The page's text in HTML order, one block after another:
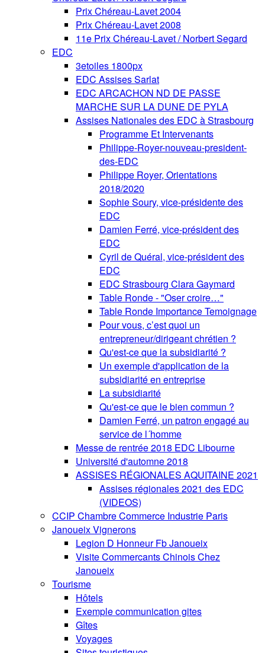
Prix Chéreau-Lavet 2004
Prix Chéreau-Lavet 2008
11e Prix Chéreau-Lavet / Norbert Segard
EDC
3etoiles 1800px
EDC Assises Sarlat
EDC ARCACHON ND DE PASSE
MARCHE SUR LA DUNE DE PYLA
Assises Nationales des EDC à Strasbourg
Programme Et Intervenants
Philippe-Royer-nouveau-president-
des-EDC
Philippe Royer, Orientations
2018/2020
Sophie Soury, vice-présidente des
EDC
Damien Ferré, vice-président des
EDC
Cyril de Quéral, vice-président des
EDC
EDC Strasbourg Clara Gaymard
Table Ronde - "Oser croire…"
Table Ronde Importance Temoignage
Pour vous, c’est quoi un
entrepreneur/dirigeant chrétien ?
Qu'est-ce que la subsidiarité ?
Un exemple d'application de la
subsidiarité en entreprise
La subsidiarité
Qu'est-ce que le bien commun ?
Damien Ferré, un patron engagé au
service de l´homme
Messe de rentrée 2018 EDC Libourne
Université d'automne 2018
ASSISES RÉGIONALES AQUITAINE 2021
Assises régionales 2021 des EDC
(VIDEOS)
CCIP Chambre Commerce Industrie Paris
Janoueix Vignerons
Legion D Honneur Fb Janoueix
Visite Commercants Chinois Chez
Janoueix
Tourisme
Hôtels
Exemple communication gites
Gîtes
Voyages